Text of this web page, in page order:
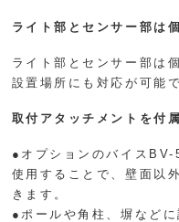
ライト部とセンサー部は
ライト部とセンサー部は
設置場所にも対応が可能で
取付アタッチメントを付属
●オプションのバイス
使用することで、壁面以
きます。
●ポールや角柱、塀など